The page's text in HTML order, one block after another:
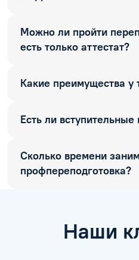
Можно ли пройти
есть только аттестат?
Какие преимущества у
Есть ли
Сколько времени
профпереподготовка?
Наши